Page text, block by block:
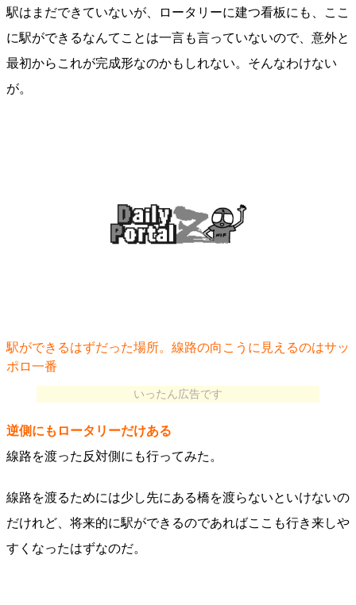
駅はまだできていないが、ロータリーに建つ看板にも、ここ
に駅ができるなんてことは一言も言っていないので、意外と
最初からこれが完成形なのかもしれない。そんなわけない
が。
駅ができるはずだった場所。線路の向こうに見えるのはサッ
ポロ一番
いったん広告です
逆側にもロータリーだけある
線路を渡った反対側にも行ってみた。
線路を渡るためには少し先にある橋を渡らないといけないの
だけれど、将来的に駅ができるのであればここも行き来しや
すくなったはずなのだ。